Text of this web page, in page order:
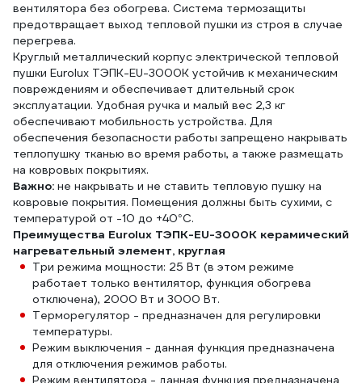
вентилятора без обогрева. Система термозащиты
предотвращает выход тепловой пушки из строя в случае
перегрева.
Круглый металлический корпус электрической тепловой
пушки Eurolux ТЭПК-EU-3000К устойчив к механическим
повреждениям и обеспечивает длительный срок
эксплуатации. Удобная ручка и малый вес 2,3 кг
обеспечивают мобильность устройства. Для
обеспечения безопасности работы запрещено накрывать
теплопушку тканью во время работы, а также размещать
на ковровых покрытиях.
Важно: не накрывать и не ставить тепловую пушку на
ковровые покрытия. Помещения должны быть сухими, с
температурой от -10 до +40°С.
Преимущества Eurolux ТЭПК-EU-3000K керамический
нагревательный элемент, круглая
Три режима мощности: 25 Вт (в этом режиме
работает только вентилятор, функция обогрева
отключена), 2000 Вт и 3000 Вт.
Терморегулятор - предназначен для регулировки
температуры.
Режим выключения - данная функция предназначена
для отключения режимов работы.
Режим вентилятора - данная функция предназначена